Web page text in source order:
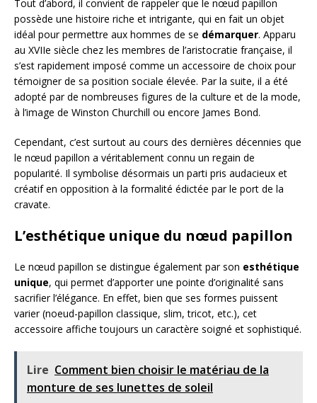
Tout d’abord, il convient de rappeler que le nœud papillon
possède une histoire riche et intrigante, qui en fait un objet
idéal pour permettre aux hommes de se démarquer. Apparu
au XVIIe siècle chez les membres de l’aristocratie française, il
s’est rapidement imposé comme un accessoire de choix pour
témoigner de sa position sociale élevée. Par la suite, il a été
adopté par de nombreuses figures de la culture et de la mode,
à l’image de Winston Churchill ou encore James Bond.
Cependant, c’est surtout au cours des dernières décennies que
le nœud papillon a véritablement connu un regain de
popularité. Il symbolise désormais un parti pris audacieux et
créatif en opposition à la formalité édictée par le port de la
cravate.
L’esthétique unique du nœud papillon
Le nœud papillon se distingue également par son esthétique
unique, qui permet d’apporter une pointe d’originalité sans
sacrifier l’élégance. En effet, bien que ses formes puissent
varier (noeud-papillon classique, slim, tricot, etc.), cet
accessoire affiche toujours un caractère soigné et sophistiqué.
Lire Comment bien choisir le matériau de la
monture de ses lunettes de soleil